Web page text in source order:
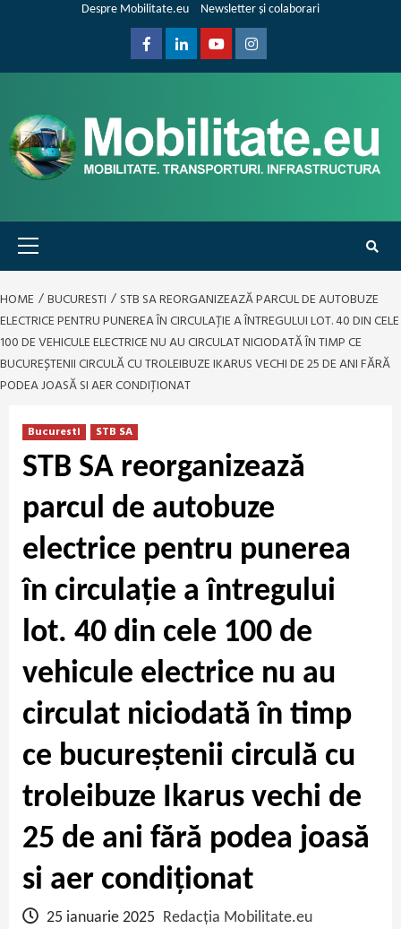
Despre Mobilitate.eu Newsletter și colaborari
FacebookLinkedinYoutubeInstagram
Primary
Menu
HOME BUCURESTI
STB SA REORGANIZEAZĂ PARCUL DE AUTOBUZE
ELECTRICE PENTRU PUNEREA ÎN CIRCULAȚIE A ÎNTREGULUI LOT. 40 DIN CELE
100 DE VEHICULE ELECTRICE NU AU CIRCULAT NICIODATĂ ÎN TIMP CE
BUCUREȘTENII CIRCULĂ CU TROLEIBUZE IKARUS VECHI DE 25 DE ANI FĂRĂ
PODEA JOASĂ SI AER CONDIȚIONAT
Bucuresti STB SA
STB SA reorganizează
parcul de autobuze
electrice pentru punerea
în circulație a întregului
lot. 40 din cele 100 de
vehicule electrice nu au
circulat niciodată în timp
ce bucureștenii circulă cu
troleibuze Ikarus vechi de
25 de ani fără podea joasă
si aer condiționat
25 ianuarie 2025 Redacția Mobilitate.eu